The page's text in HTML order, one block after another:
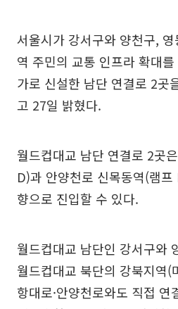
서울시가 강서구와 양천구,
역 주민의 교통 인프라 확대
가로 신설한 남단 연결로 2곳
고 27일 밝혔다.
월드컵대교 남단 연결로 2곳
D)과 안양천로 신목동역(램
향으로 진입할 수 있다.
월드컵대교 남단인 강서구와
월드컵대교 북단의 강북지역(
항대로·안양천로와도 직접 연